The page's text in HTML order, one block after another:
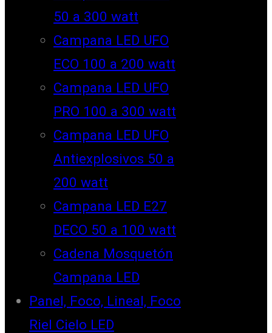
50 a 300 watt
Campana LED UFO
ECO 100 a 200 watt
Campana LED UFO
PRO 100 a 300 watt
Campana LED UFO
Antiexplosivos 50 a
200 watt
Campana LED E27
DECO 50 a 100 watt
Cadena Mosquetón
Campana LED
Panel, Foco, Lineal, Foco
Riel Cielo LED